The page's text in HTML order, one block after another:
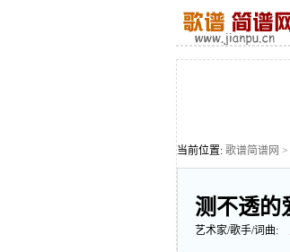
当前位置: 歌谱简谱网 >
测不透的
艺术家/歌手/词曲: